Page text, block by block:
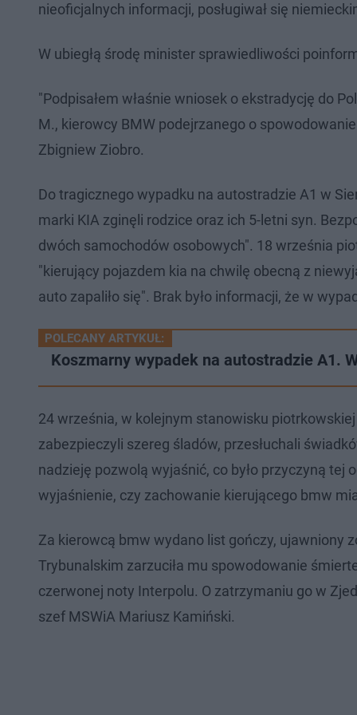
nieoficjalnych informacji, posługiwał się
W ubiegłą środę minister sprawiedliwości
"Podpisałem właśnie wniosek o ekstradycję do
M., kierowcy BMW podejrzanego o
Zbigniew Ziobro.
Do tragicznego wypadku na autostradzie A1 w
marki KIA zginęli rodzice oraz ich 5-letni syn.
dwóch samochodów osobowych". 18 września
"kierujący pojazdem kia na chwilę obecną z
auto zapaliło się". Brak było informacji, że w
POLECANY ARTYKUŁ:
Koszmarny wypadek na autostradzie A1.
24 września, w kolejnym stanowisku
zabezpieczyli szereg śladów, przesłuchali
nadzieję pozwolą wyjaśnić, co było przyczyną
wyjaśnienie, czy zachowanie kierującego bmw
Za kierowcą bmw wydano list gończy, ujawniony
Trybunalskim zarzuciła mu spowodowanie
czerwonej noty Interpolu. O zatrzymaniu go w
szef MSWiA Mariusz Kamiński.